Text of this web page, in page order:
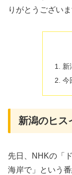
りがとうございま
新
今
新潟のヒス
先日、NHKの「
海岸で」という